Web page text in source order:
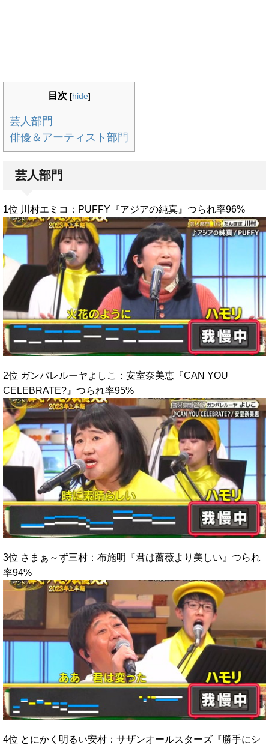
目次 [hide]
芸人部門
俳優＆アーティスト部門
芸人部門
1位 川村エミコ：PUFFY『アジアの純真』つられ率96%
2位 ガンバレルーヤよしこ：安室奈美恵『CAN YOU
CELEBRATE?』つられ率95%
3位 さまぁ～ず三村：布施明『君は薔薇より美しい』つられ
率94%
4位 とにかく明るい安村：サザンオールスターズ『勝手にシ